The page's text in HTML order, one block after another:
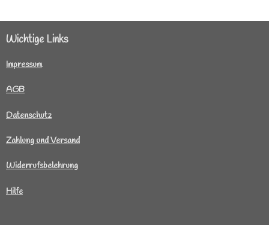
n
n
n
n
Wichtige Links
Impressum
AGB
Datenschutz
Zahlung und Versand
Widerrufsbelehrung
Hilfe